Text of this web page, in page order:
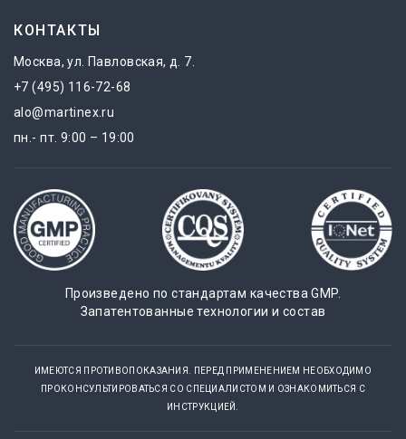
Произведено по стандартам качества GMP.
Запатентованные технологии и состав
КОНТАКТЫ
Москва, ул. Павловская, д. 7.
+7 (495) 116-72-68
alo@martinex.ru
пн.- пт. 9:00 – 19:00
ИМЕЮТСЯ ПРОТИВОПОКАЗАНИЯ. ПЕРЕД ПРИМЕНЕНИЕМ НЕОБХОДИМО
ПРОКОНСУЛЬТИРОВАТЬСЯ СО СПЕЦИАЛИСТОМ И ОЗНАКОМИТЬСЯ С
ИНСТРУКЦИЕЙ.